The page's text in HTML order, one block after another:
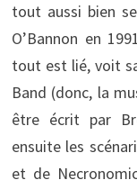
tout aussi bien
O’Bannon en
tout est lié, voit
Band (donc, la
être écrit par
ensuite les
et de